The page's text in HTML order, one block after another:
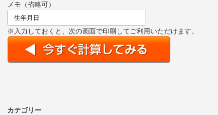
メモ（省略可）
※入力しておくと、次の画面で印刷してご利用いただけます。
カテゴリー